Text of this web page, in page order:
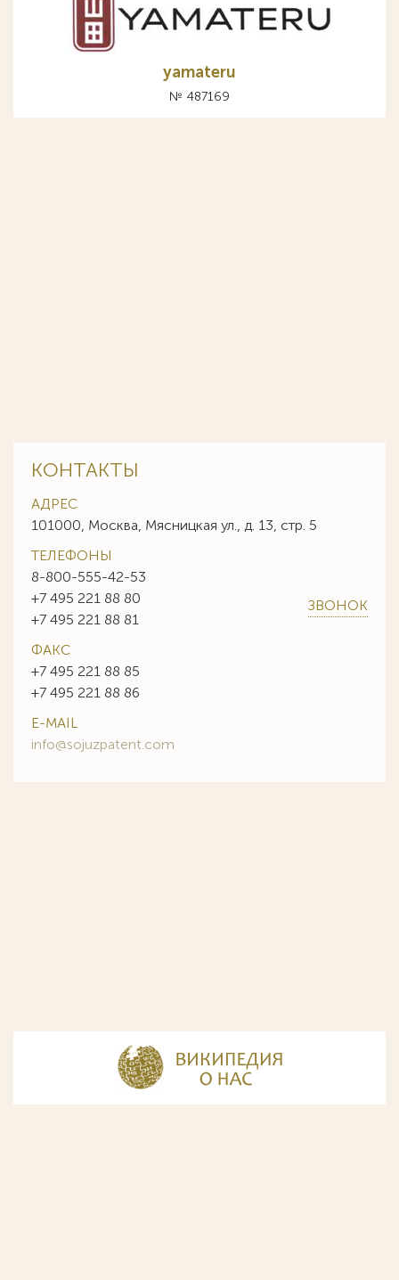
yamateru
№ 487169
КОНТАКТЫ
АДРЕС
101000, Москва, Мясницкая ул., д. 13, стр. 5
ТЕЛЕФОНЫ
8-800-555-42-53
+7 495 221 88 80
+7 495 221 88 81
ЗВОНОК
ФАКС
+7 495 221 88 85
+7 495 221 88 86
E-MAIL
info@sojuzpatent.com